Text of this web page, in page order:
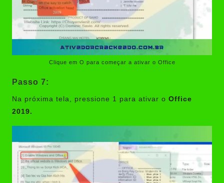
Clique em O para começar a ativar o Office
Passo 7:
Na próxima tela, pressione 1 para ativar o Office
2019.